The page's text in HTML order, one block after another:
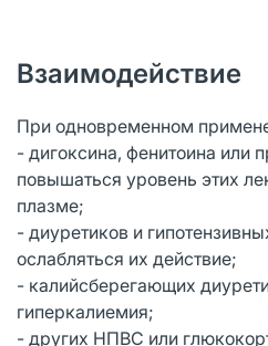
Взаимодействие
При одновременном
- дигоксина, фенитоина или
повышаться уровень этих
плазме;
- диуретиков и
ослабляться их действие;
- калийсберегающих
гиперкалиемия;
- других НПВС или